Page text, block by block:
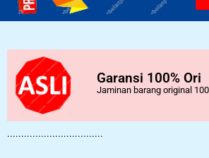
Garansi 100% Ori
Jaminan barang original
..................................